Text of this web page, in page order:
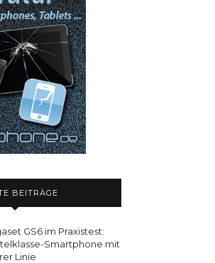
BEITRÄGE
GS6 im Praxistest:
Smartphone mit
Linie